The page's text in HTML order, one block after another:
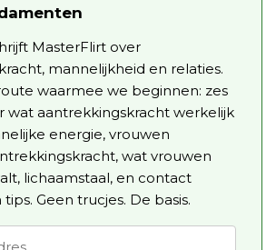
MasterFlirt over
mannelijkheid en relaties.
waarmee we beginnen: zes
wat aantrekkingskracht werkelijk
energie, vrouwen
wat vrouwen
lichaamstaal, en contact
Geen trucjes. De basis.